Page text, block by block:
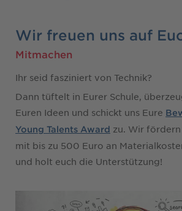
Wir freuen uns auf
Mitmachen
Ihr seid fasziniert von Technik?
Dann tüftelt in Eurer Schule,
Euren Ideen und schickt uns Eure
Young Talents Award zu. Wir
mit bis zu 500 Euro an
und holt euch die Unterstützung!